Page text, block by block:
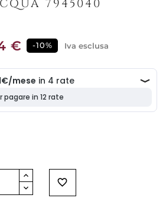
7945040
€ -10% Iva esclusa
favorite_border